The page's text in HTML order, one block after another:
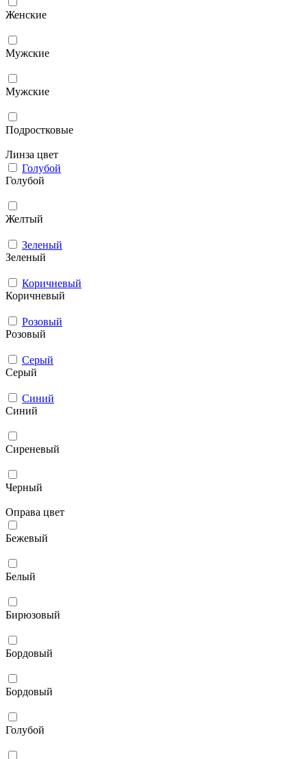
Женские
Мужcкие
Мужские
Подростковые
Линза цвет
Голубой
Голубой
Желтый
Зеленый
Зеленый
Коричневый
Коричневый
Розовый
Розовый
Серый
Серый
Синий
Синий
Сиреневый
Черный
Оправа цвет
Бежевый
Белый
Бирюзовый
Бордовый
Бордовый
Голубой